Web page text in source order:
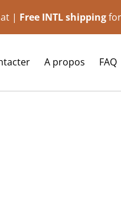
| Free INTL shippingfor
A propos FAQ